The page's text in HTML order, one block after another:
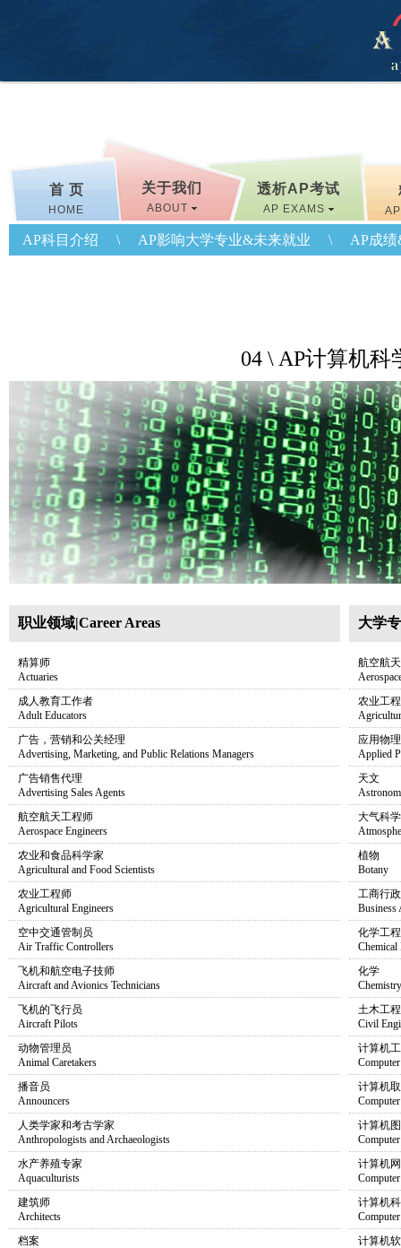
首 页
HOME
关于我们
ABOUT
透析AP考试
AP EXAMS
AP科目介绍 \ AP影响大学专业&未来就业 \ AP成
04 \ AP计算机
职业领域|Career Areas
精算师
Actuaries
成人教育工作者
Adult Educators
广告，营销和公关经理
Advertising, Marketing, and Public Relations Managers
广告销售代理
Advertising Sales Agents
航空航天工程师
Aerospace Engineers
农业和食品科学家
Agricultural and Food Scientists
农业工程师
Agricultural Engineers
空中交通管制员
Air Traffic Controllers
飞机和航空电子技师
Aircraft and Avionics Technicians
飞机的飞行员
Aircraft Pilots
动物管理员
Animal Caretakers
播音员
Announcers
人类学家和考古学家
Anthropologists and Archaeologists
水产养殖专家
Aquaculturists
建筑师
Architects
档案
大学
航空航
农业工程
应用物
Applied
天文
大气科
植物
Botany
工商行
Business
化学工程
Chemical
化学
Chemistry
土木工程
Civil
计算机
计算机
计算机
计算机
计算机
计算机